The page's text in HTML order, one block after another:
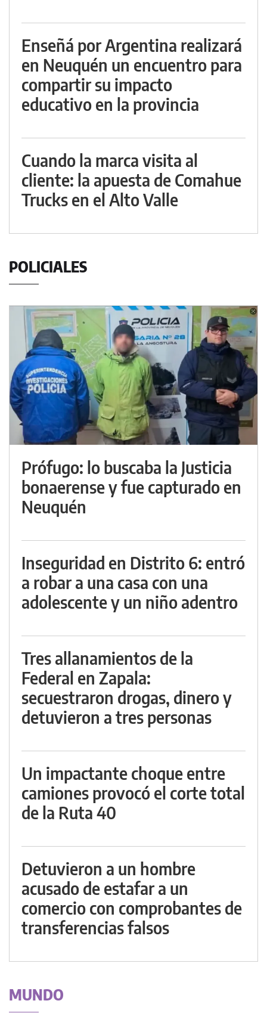
Enseñá por Argentina realizará
en Neuquén un encuentro para
compartir su impacto
educativo en la provincia
Cuando la marca visita al
cliente: la apuesta de Comahue
Trucks en el Alto Valle
POLICIALES
Prófugo: lo buscaba la Justicia
bonaerense y fue capturado en
Neuquén
Inseguridad en Distrito 6: entró
a robar a una casa con una
adolescente y un niño adentro
Tres allanamientos de la
Federal en Zapala:
secuestraron drogas, dinero y
detuvieron a tres personas
Un impactante choque entre
camiones provocó el corte total
de la Ruta 40
Detuvieron a un hombre
acusado de estafar a un
comercio con comprobantes de
transferencias falsos
MUNDO